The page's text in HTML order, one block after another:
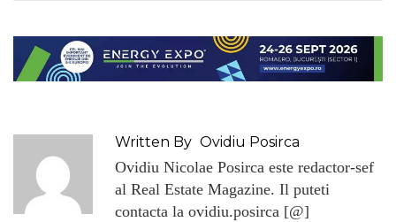
Written By Ovidiu Posirca
Ovidiu Nicolae Posirca este redactor-sef
al Real Estate Magazine. Il puteti
contacta la ovidiu.posirca [@]